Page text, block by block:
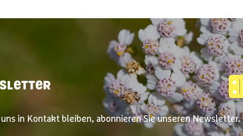
uns in Kontakt bleiben, abonnieren Sie unseren Newsletter.